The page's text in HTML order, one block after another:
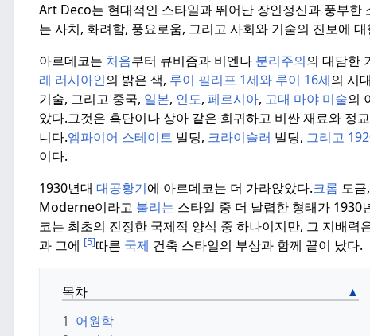
Art Deco는 현대적인 스타일과 뛰어난 장인정신과 풍부한
는 사치, 화려함, 풍요로움, 그리고 사회와 기술의 진보에
아르데코는 처음부터 큐비즘과 비엔나 분리주의의 대담한
레 러시아인의 밝은 색, 루이 필리프 1세와 루이 16세의 시
기술, 그리고 중국, 일본, 인도, 페르시아, 고대 마야 미술의
았다.그것은 흑단이나 상아 같은 희귀하고 비싼 재료와 정
니다.엠파이어 스테이트 빌딩, 크라이슬러 빌딩, 그리고
이다.
1930년대 대공황기에 아르데코는 더 가라앉았다.크롬 도금,
Moderne이라고 불리는 스타일 중 더 날렵한 형태가 1930
코는 최초의 진정한 국제적 양식 중 하나이지만, 그 지배력
과 그에 [5]따른 국제 건축 스타일의 부상과 함께 끝이 났다.
목차
1 어원학